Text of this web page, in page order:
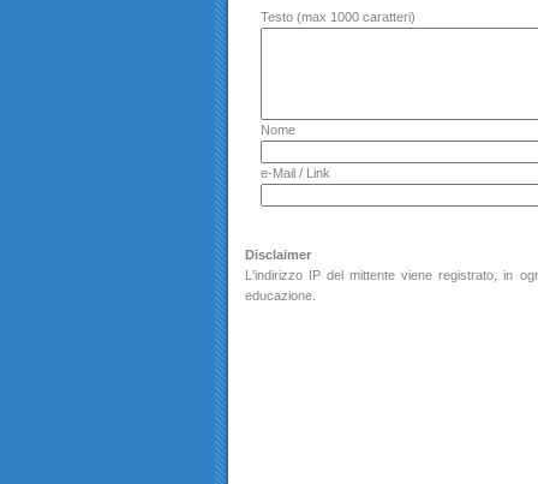
Testo (max 1000 caratteri)
Nome
e-Mail / Link
Disclaimer
L'indirizzo IP del mittente viene registrato, in
educazione.